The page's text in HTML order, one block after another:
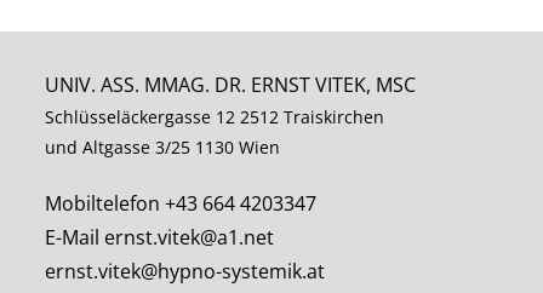
UNIV. ASS. MMAG. DR. ERNST VITEK, MSC
Schlüsseläckergasse 12 2512 Traiskirchen
und Altgasse 3/25 1130 Wien
Mobiltelefon +43 664 4203347
E-Mail ernst.vitek@a1.net
ernst.vitek@hypno-systemik.at